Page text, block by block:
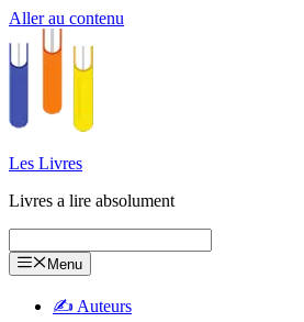
Aller au contenu
Les Livres
Livres a lire absolument
Menu
✍️ Auteurs